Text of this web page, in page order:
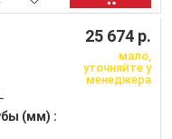
(мм) :
25 674 р.
мало,
уточняйте у
менеджера